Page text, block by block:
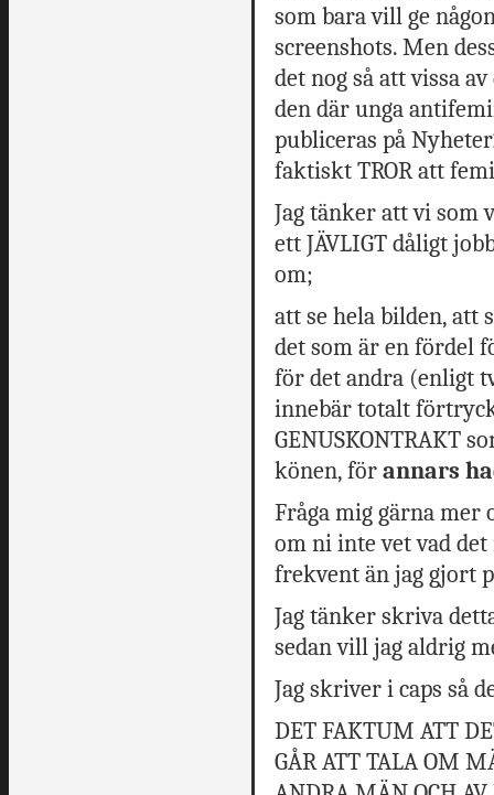
som bara vill ge
screenshots. Men
det nog så att vissa
den där unga
publiceras på
faktiskt TROR att
Jag tänker att vi som
ett JÄVLIGT dåligt
om;
att se hela bilden, att
det som är en fördel
för det andra (enligt
innebär totalt
GENUSKONTRAKT
könen, för annars
Fråga mig gärna
om ni inte vet vad
frekvent än jag gjort
Jag tänker skriva
sedan vill jag aldrig
Jag skriver i caps så
DET FAKTUM ATT
GÅR ATT TALA OM